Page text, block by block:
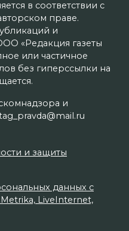
в соответствии с
праве.
и
«Редакция газеты
или частичное
без гиперссылки на
и
и защиты
данных с
LiveInternet,